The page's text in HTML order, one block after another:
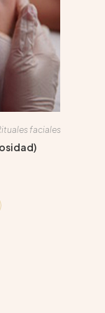
faciales